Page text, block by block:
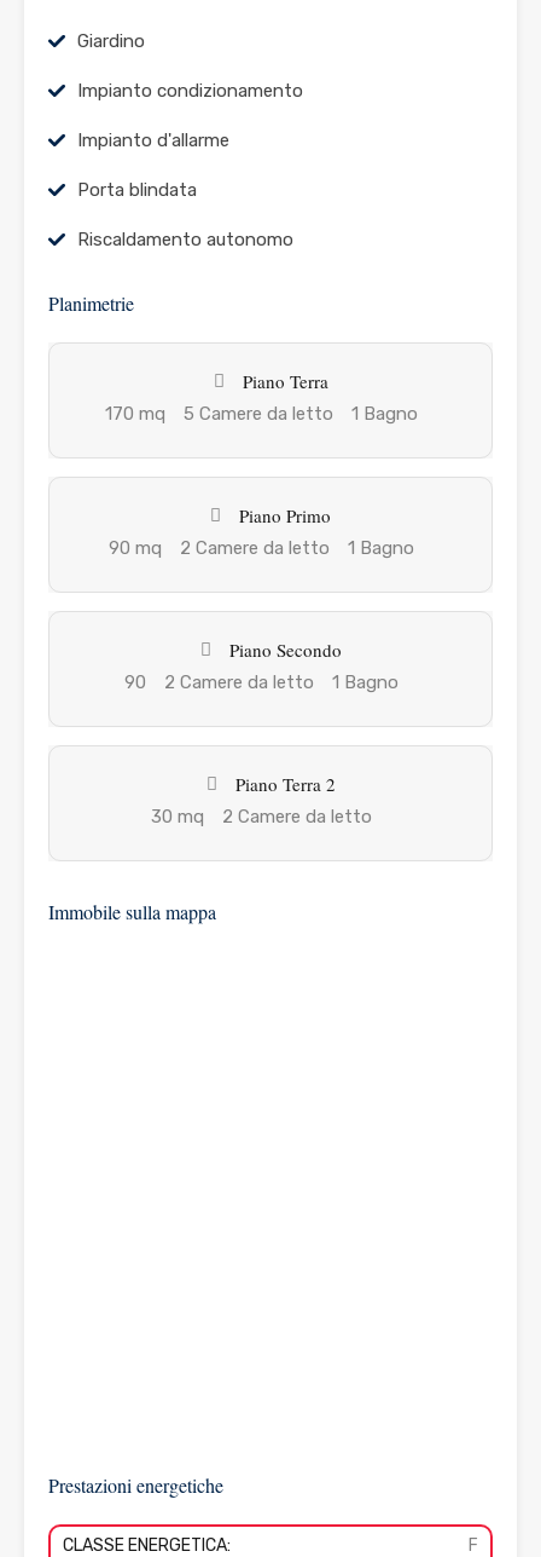
Giardino
Impianto condizionamento
Impianto d'allarme
Porta blindata
Riscaldamento autonomo
Planimetrie
Piano Terra
170 mq 5 Camere da letto 1 Bagno
Piano Primo
90 mq 2 Camere da letto 1 Bagno
Piano Secondo
90 2 Camere da letto 1 Bagno
Piano Terra 2
30 mq 2 Camere da letto
Immobile sulla mappa
Prestazioni energetiche
CLASSE ENERGETICA:
F